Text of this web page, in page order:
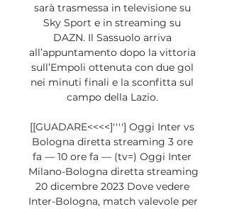
sarà trasmessa in televisione su
Sky Sport e in streaming su
DAZN. Il Sassuolo arriva
all’appuntamento dopo la vittoria
sull’Empoli ottenuta con due gol
nei minuti finali e la sconfitta sul
campo della Lazio.
[[GUADARE<<<<]''''] Oggi Inter vs
Bologna diretta streaming 3 ore
fa — 10 ore fa — (tv=) Oggi Inter
Milano-Bologna diretta streaming
20 dicembre 2023 Dove vedere
Inter-Bologna, match valevole per